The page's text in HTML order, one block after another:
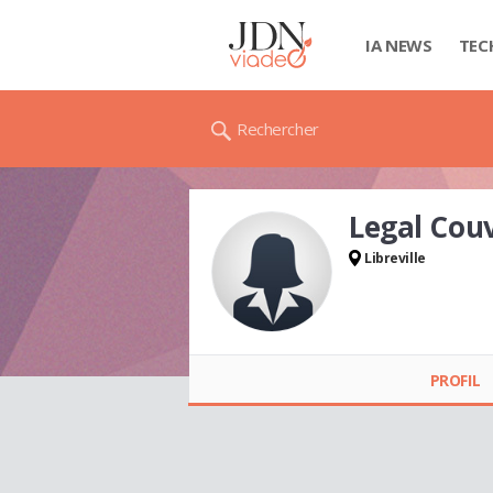
IA NEWS
Rechercher
Legal
Libreville
PROFIL